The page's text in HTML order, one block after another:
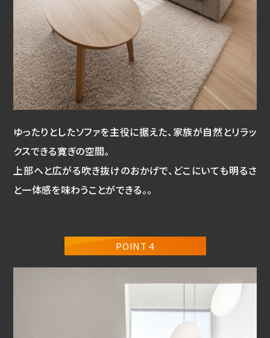
ゆったりとしたソファを主役に据えた、家族が自然とリラッ
クスできる寛ぎの空間。
上部へと広がる吹き抜けのおかげで、どこにいても明るさ
と一体感を味わうことができる。。
POINT 4